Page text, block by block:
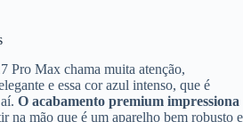
Pro Max chama muita atenção,
e essa cor azul intenso, que é
O acabamento premium impressiona
na mão que é um aparelho bem robusto e